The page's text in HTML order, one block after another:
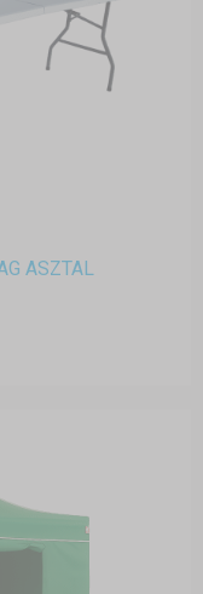
ASZTAL